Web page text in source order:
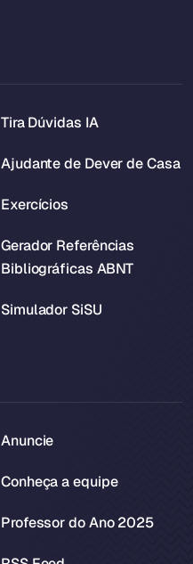
Tira Dúvidas IA
Ajudante de Dever de Casa
Exercícios
Gerador Referências
Bibliográficas ABNT
Simulador SiSU
Anuncie
Conheça a equipe
Professor do Ano 2025